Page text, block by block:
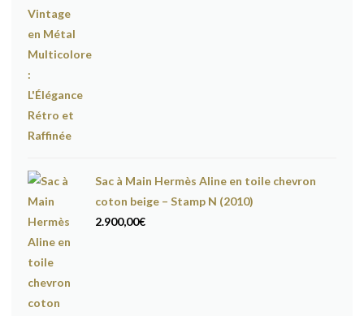
Sac à Main Hermès Aline en toile chevron
coton beige – Stamp N (2010)
2.900,00€